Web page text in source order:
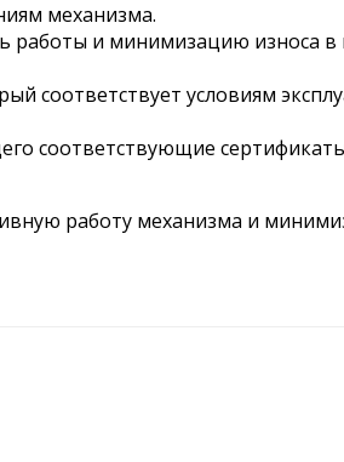
механизма.
работы и минимизацию износа в
соответствует условиям
соответствующие
работу механизма и